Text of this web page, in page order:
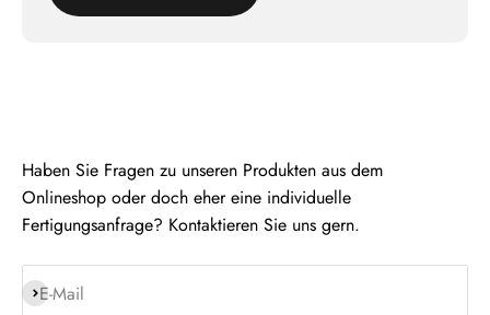
Haben Sie Fragen zu unseren Produkten aus dem
Onlineshop oder doch eher eine individuelle
Fertigungsanfrage? Kontaktieren Sie uns gern.
E-Mail
Abonnieren